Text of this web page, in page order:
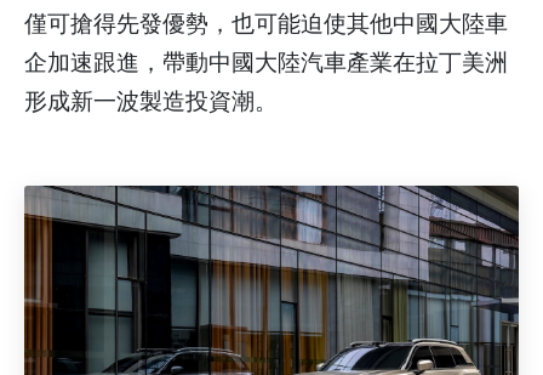
僅可搶得先發優勢，也可能迫使其他中國大陸車
企加速跟進，帶動中國大陸汽車產業在拉丁美洲
形成新一波製造投資潮。